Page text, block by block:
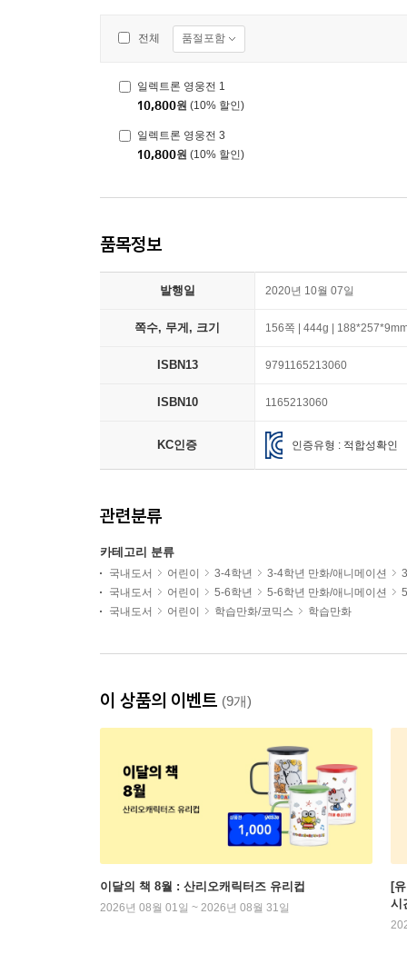
전체 품절포함
일렉트론 영웅전 1
10,800원 (10% 할인)
일렉트론 영웅전 3
10,800원 (10% 할인)
품목정보
발행일 2020년 10월 07일
쪽수, 무게, 크기 156쪽 | 444g |
ISBN13 9791165213060
ISBN10 1165213060
KC인증 인증유형 : 적합성확인
관련분류
카테고리 분류
국내도서 어린이 3-4학년 3-4학년 만화/애니메이션
국내도서
어린이 5-6학년 5-6학년 만화/애니메이션
국내도서
어린이 학습만화/코믹스 학습만화
이 상품의 이벤트 (9개)
이달의 책 8월 : 산리오캐릭터즈 유리컵
2026년 08월 01일 ~ 2026년 08월 31일
[
시